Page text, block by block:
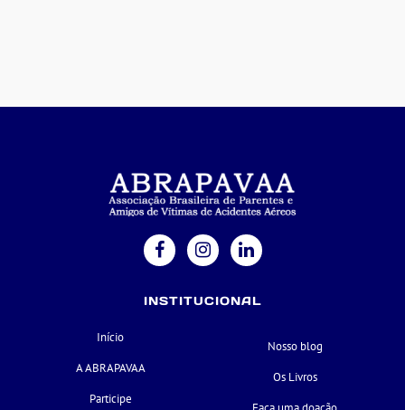
INSTITUCIONAL
Início
A ABRAPAVAA
Participe
Nosso blog
Os Livros